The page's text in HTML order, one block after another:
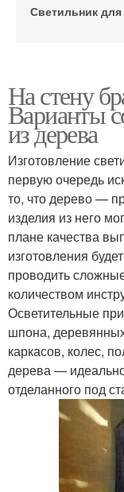
Светильник для
На стену
Варианты
из дерева
Изготовление
первую очередь
то, что дерево —
изделия из него
плане качества
изготовления
проводить
количеством
Осветительные
шпона,
каркасов, колес,
дерева —
отделанного под